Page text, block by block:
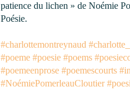
patience du lichen » de Noémie
Poésie.
#charlottemontreynaud
#poeme #poesie #poems
#poemeenprose #poemescourts
#NoémiePomerleauCloutier